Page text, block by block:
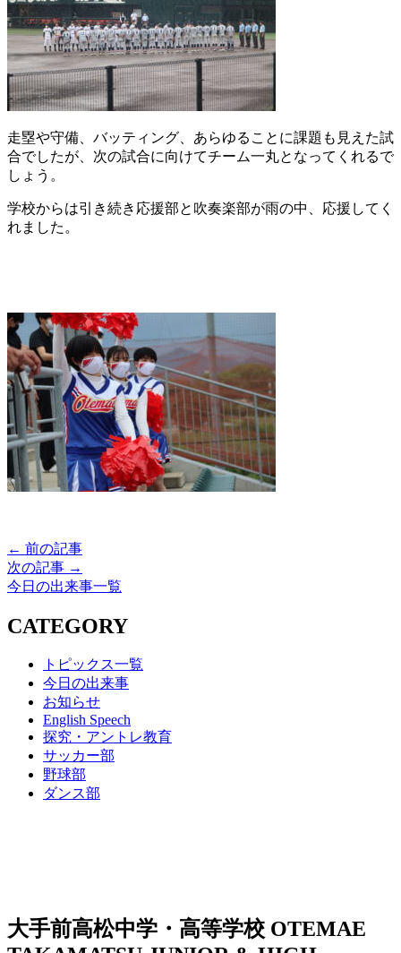
走塁や守備、バッティング、あらゆることに課題も見えた試
合でしたが、次の試合に向けてチーム一丸となってくれるで
しょう。
学校からは引き続き応援部と吹奏楽部が雨の中、応援してく
れました。
← 前の記事
次の記事 →
今日の出来事一覧
CATEGORY
トピックス一覧
今日の出来事
お知らせ
English Speech
探究・アントレ教育
サッカー部
野球部
ダンス部
大手前高松中学・高等学校 OTEMAE